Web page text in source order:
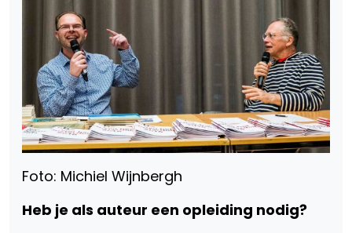
Foto: Michiel Wijnbergh
Heb je als auteur een opleiding nodig?